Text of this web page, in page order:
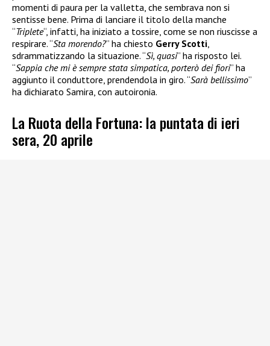
momenti di paura per la valletta, che sembrava non si
sentisse bene. Prima di lanciare il titolo della manche
“Triplete“, infatti, ha iniziato a tossire, come se non riuscisse a
respirare. “Sta morendo?” ha chiesto Gerry Scotti,
sdrammatizzando la situazione. “Sì, quasi” ha risposto lei.
“Sappia che mi è sempre stata simpatica, porterò dei fiori” ha
aggiunto il conduttore, prendendola in giro. “Sarà bellissimo”
ha dichiarato Samira, con autoironia.
La Ruota della Fortuna: la puntata di ieri
sera, 20 aprile